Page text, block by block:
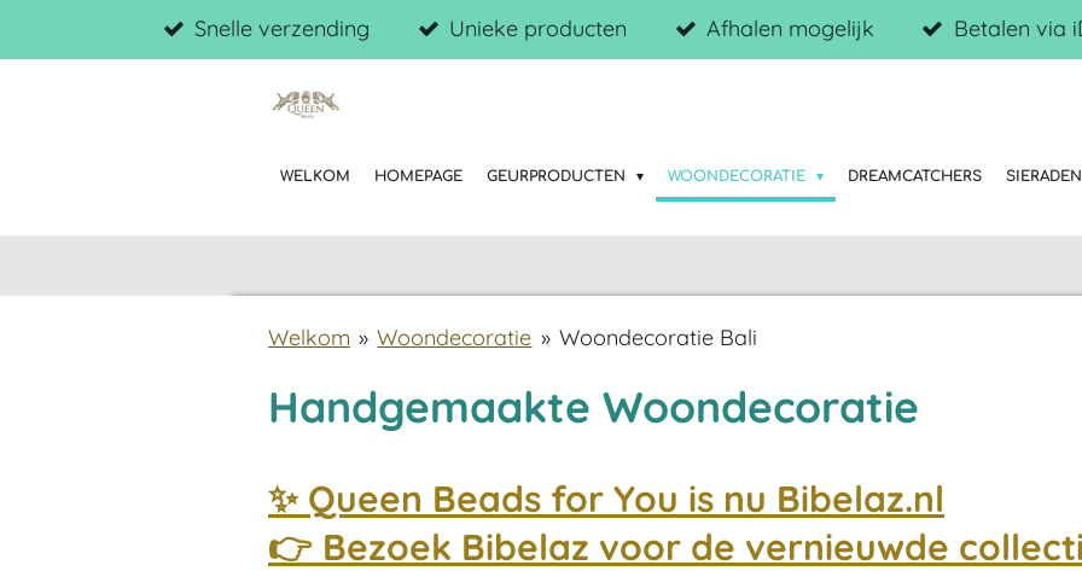
direct
Snelle verzending Unieke producten Afhalen mogelijk Betalen via
WELKOM HOMEPAGE GEURPRODUCTEN WOONDECORATIE DREAMCATCHERS
Welkom » Woondecoratie » Woondecoratie Bali
Handgemaakte Woondecoratie
✨ Queen Beads for You is nu Bibelaz.nl
👉 Bezoek Bibelaz voor de vernieuwde